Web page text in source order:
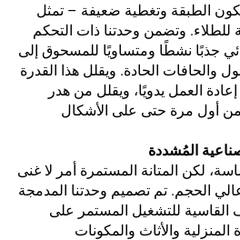
الطبقة وتغطية ضعيفة – تمثل
للطلاء. وتضمن وحدتنا ذات التحكم
جذبًا نشطًا ومتساويًا للمسحوق إلى
والحافات الحادة. ويقلل هذا القدرة
العمل يدويًا، ويقلل من هدر
من أول مرة حتى على الأشكال
لكن المتانة المستمرة أمر لا غنى
الحجم. تم تصميم وحدتنا المدمجة
القاسية للتشغيل المستمر على
المنزلية والأثاث والمكونات